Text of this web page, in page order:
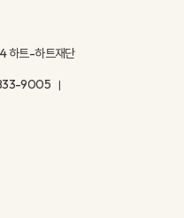
하트-하트재단
9005